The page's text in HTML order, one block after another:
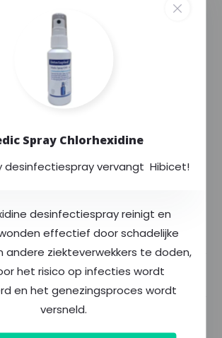
order wordt extra gecontroleerd
dagen verstuurd.
geprijsd
producten op voorraad
Spray Chlorhexidine
desinfectiespray vervangt Hibicet!
desinfectiespray reinigt en
effectief door schadelijke
andere ziekteverwekkers te doden,
het risico op infecties wordt
en het genezingsproces wordt
versneld.